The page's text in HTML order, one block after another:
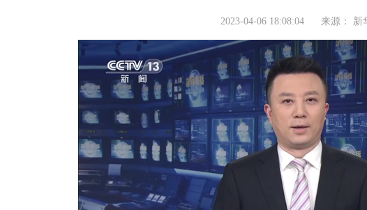
2023-04-06 18:08:04 来源： 新